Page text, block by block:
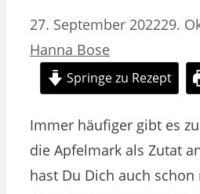
27. September 202229.
Hanna Bose
Springe zu Rezept
Immer häufiger gibt es
die Apfelmark als Zutat
hast Du Dich auch schon